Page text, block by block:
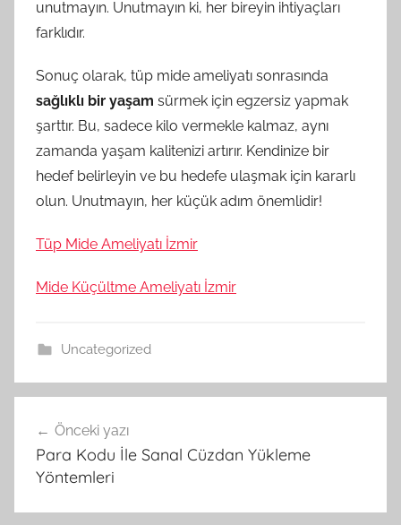
unutmayın. Unutmayın ki, her bireyin ihtiyaçları
farklıdır.
Sonuç olarak, tüp mide ameliyatı sonrasında
sağlıklı bir yaşam sürmek için egzersiz yapmak
şarttır. Bu, sadece kilo vermekle kalmaz, aynı
zamanda yaşam kalitenizi artırır. Kendinize bir
hedef belirleyin ve bu hedefe ulaşmak için kararlı
olun. Unutmayın, her küçük adım önemlidir!
Tüp Mide Ameliyatı İzmir
Mide Küçültme Ameliyatı İzmir
Uncategorized
gezinmesi
Önceki yazı
Para Kodu İle Sanal Cüzdan Yükleme
Yöntemleri